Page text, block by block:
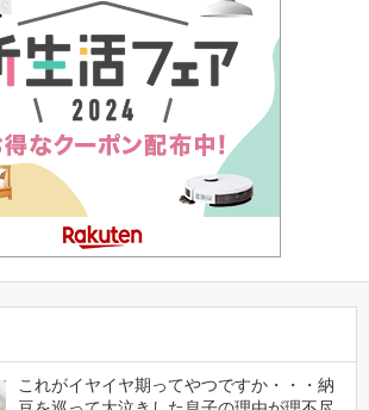
これがイヤイヤ期ってやつですか・・・納